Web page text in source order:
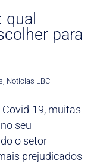
para
, Noticias LBC
19, muitas
seu
o setor
prejudicados